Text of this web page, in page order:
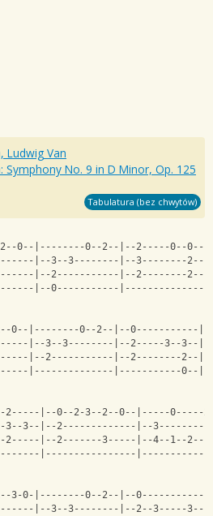
Ludwig Van
Symphony No. 9 in D Minor, Op. 125
Tabulatura (bez chwytów)
0--|--------0--2--|--2-----0--0--|
|--3--3--------|--3--------2--|
|--2-----------|--2--------2--|
|--0-----------|--------------|
0--|--------0--2--|--0-----------|
|--3--3--------|--2-----3--3--|
|--2-----------|--2--------2--|
|--------------|-----------0--|
2-----|--0--2-3--2--0--|-----0-----
3--3--|--2-------------|--
2-----|--2-------3-----|--4--1--
|----------------
3-0-|--------0--2--|--0-----------
|--3--3--------|--2--3-----3--